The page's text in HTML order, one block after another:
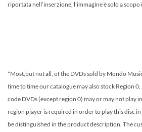
riportata nell’inserzione, l’immagine è solo a
*Most,but not all, of the DVDs sold by Mondo
time to time our catalogue may also stock Region 0,
code DVDs (except region 0) may or may not play
region player is required in order to play this disc
be distinguished in the product description. The